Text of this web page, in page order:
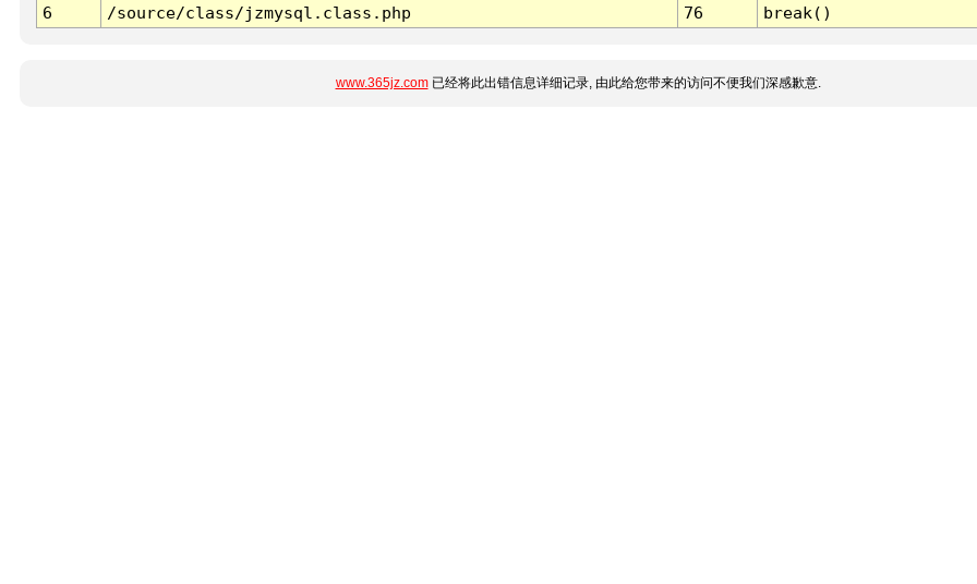
6
/source/class/jzmysql.class.php 76 break()
www.365jz.com已经将此出错信息详细记录, 由此给您带来的访问不便我们深感歉意.